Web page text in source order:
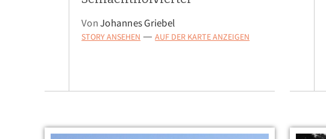
VonJohannes Griebel
STORY ANSEHEN — AUF DER KARTE ANZEIGEN